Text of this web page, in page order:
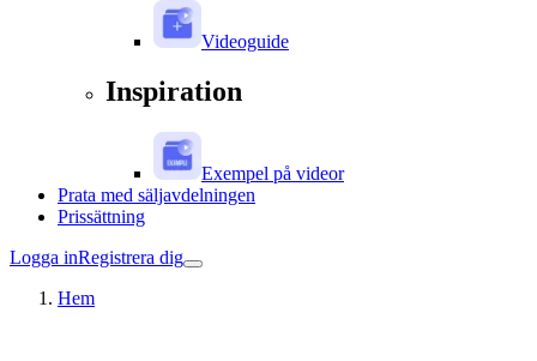
Videoguide
Inspiration
Exempel på videor
Prata med säljavdelningen
Prissättning
Logga inRegistrera dig
Hem